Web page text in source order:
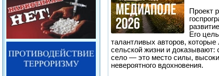
Проект
Его
талантливых авторов,
сельской жизни и доказывают:
село — это место силы,
невероятного вдохновения.